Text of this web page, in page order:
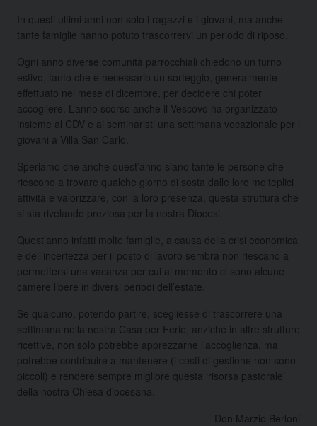
In questi ultimi anni non solo i ragazzi e i giovani, ma anche
tante famiglie hanno potuto trascorrervi un periodo di riposo.
Ogni anno diverse comunità parrocchiali chiedono un turno
estivo, tanto che è necessario un sorteggio, generalmente
effettuato nel mese di dicembre, per decidere chi poter
accogliere. L’anno scorso anche il Vescovo ha organizzato
insieme al CDV e ai seminaristi una settimana vocazionale per i
giovani a Villa San Carlo.
Speriamo che anche quest’anno siano tante le persone che
riescono a trovare qualche giorno di sosta dalle loro molteplici
attività e valorizzare, con la loro presenza, questa struttura che
si sta rivelando preziosa per la nostra Diocesi.
Quest’anno infatti molte famiglie, a causa della crisi economica
e dell’incertezza per il posto di lavoro sembra non riescano a
permettersi una vacanza per cui al momento ci sono alcune
camere libere in diversi periodi dell’estate.
Se qualcuno, potendo partire, scegliesse di trascorrere una
settimana nella nostra Casa per Ferie, anziché in altre strutture
ricettive, non solo potrebbe apprezzarne l’accoglienza, ma
potrebbe contribuire a mantenere (i costi di gestione non sono
piccoli) e rendere sempre migliore questa ‘risorsa pastorale’
della nostra Chiesa diocesana.
Don Marzio Berloni